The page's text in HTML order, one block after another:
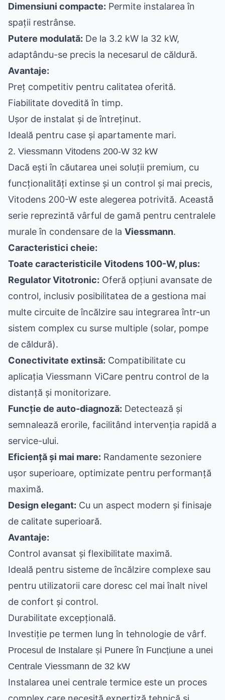
Dimensiuni compacte: Permite instalarea în
spații restrânse.
Putere modulată: De la 3.2 kW la 32 kW,
adaptându-se precis la necesarul de căldură.
Avantaje:
Preț competitiv pentru calitatea oferită.
Fiabilitate dovedită în timp.
Ușor de instalat și de întreținut.
Ideală pentru case și apartamente mari.
2. Viessmann Vitodens 200-W 32 kW
Dacă ești în căutarea unei soluții premium, cu
funcționalități extinse și un control și mai precis,
Vitodens 200-W este alegerea potrivită. Această
serie reprezintă vârful de gamă pentru centralele
murale în condensare de la Viessmann.
Caracteristici cheie:
Toate caracteristicile Vitodens 100-W, plus:
Regulator Vitotronic: Oferă opțiuni avansate de
control, inclusiv posibilitatea de a gestiona mai
multe circuite de încălzire sau integrarea într-un
sistem complex cu surse multiple (solar, pompe
de căldură).
Conectivitate extinsă: Compatibilitate cu
aplicația Viessmann ViCare pentru control de la
distanță și monitorizare.
Funcție de auto-diagnoză: Detectează și
semnalează erorile, facilitând intervenția rapidă a
service-ului.
Eficiență și mai mare: Randamente sezoniere
ușor superioare, optimizate pentru performanță
maximă.
Design elegant: Cu un aspect modern și finisaje
de calitate superioară.
Avantaje:
Control avansat și flexibilitate maximă.
Ideală pentru sisteme de încălzire complexe sau
pentru utilizatorii care doresc cel mai înalt nivel
de confort și control.
Durabilitate excepțională.
Investiție pe termen lung în tehnologie de vârf.
Procesul de Instalare și Punere în Funcțiune a unei
Centrale Viessmann de 32 kW
Instalarea unei centrale termice este un proces